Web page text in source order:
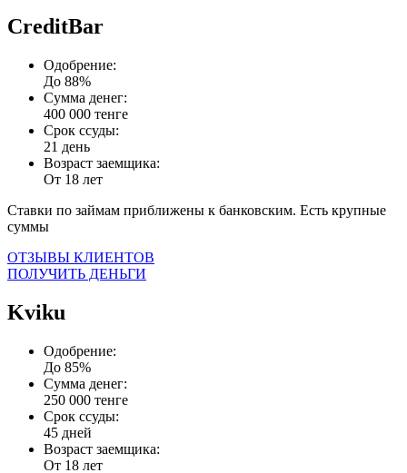
CreditBar
Одобрение:
До 88%
Сумма денег:
400 000 тенге
Срок ссуды:
21 день
Возраст заемщика:
От 18 лет
Ставки по займам приближены к банковским. Есть крупные
суммы
ОТЗЫВЫ КЛИЕНТОВ
ПОЛУЧИТЬ ДЕНЬГИ
Kviku
Одобрение:
До 85%
Сумма денег:
250 000 тенге
Срок ссуды:
45 дней
Возраст заемщика:
От 18 лет